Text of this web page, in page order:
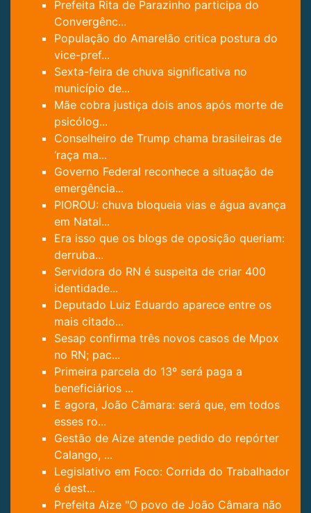
Prefeita Rita de Parazinho participa do
Convergênc...
População do Amarelão critica postura do
vice-pref...
Sexta-feira de chuva significativa no
município de...
Mãe cobra justiça dois anos após morte de
psicólog...
Conselheiro de Trump chama brasileiras de
‘raça ma...
Governo Federal reconhece a situação de
emergência...
PIOROU: chuva bloqueia vias e água avança
em Natal...
Era isso que os blogs de oposição queriam:
derruba...
Servidora do RN é suspeita de criar 400
identidade...
Deputado Luiz Eduardo aparece entre os
mais citado...
Sesap confirma três novos casos de Mpox
no RN; pac...
Primeira parcela do 13º será paga a
beneficiários ...
E agora, João Câmara: será que, em todos
esses ro...
Gestão de Aize atende pedido do repórter
Calango, ...
Legislativo em Foco: Corrida do Trabalhador
é dest...
Prefeita Aize "O povo de João Câmara não